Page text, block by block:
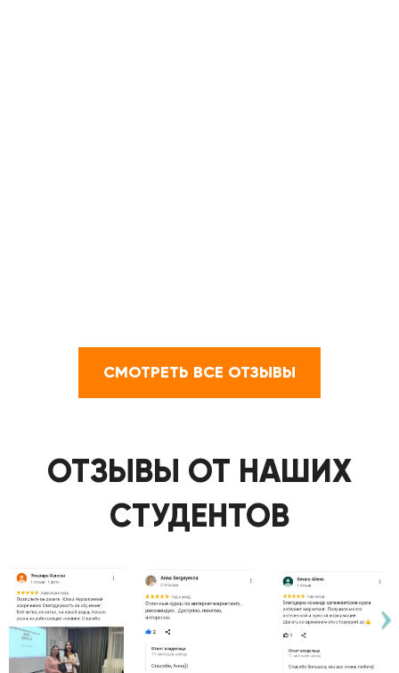
СМОТРЕТЬ ВСЕ ОТЗЫВЫ
ОТЗЫВЫ ОТ НАШИХ
СТУДЕНТОВ